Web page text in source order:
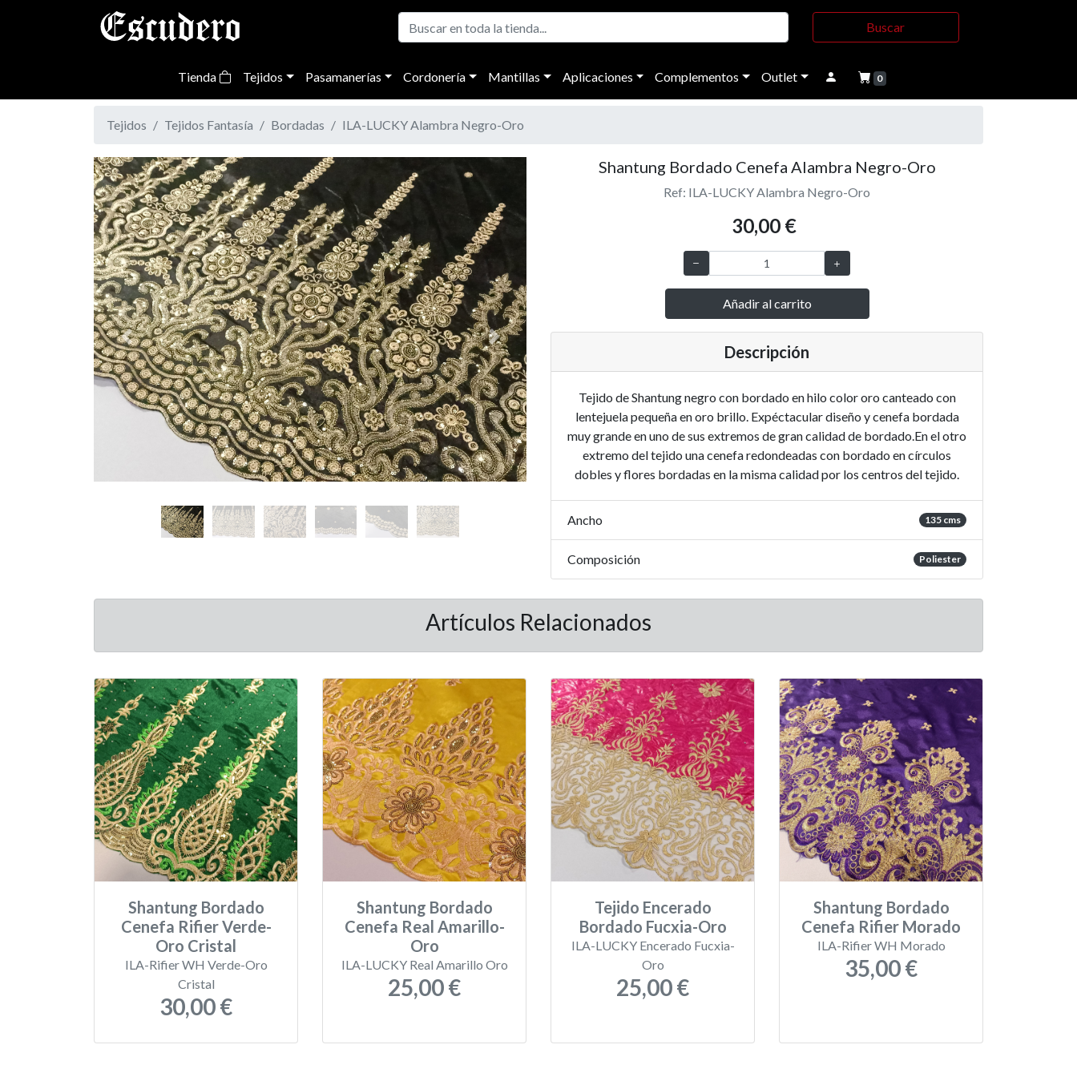
Buscar
Tienda Tejidos Pasamanerías Cordonería Mantillas Aplicaciones Complementos Outlet 0
Tejidos Tejidos Fantasía Bordadas ILA-LUCKY Alambra Negro-Oro
Previous Next
Shantung Bordado Cenefa Alambra Negro-Oro
Ref: ILA-LUCKY Alambra Negro-Oro
30,00 €
Añadir al carrito
Descripción
Tejido de Shantung negro con bordado en hilo color oro canteado con
lentejuela pequeña en oro brillo. Expéctacular diseño y cenefa bordada
muy grande en uno de sus extremos de gran calidad de bordado.En el otro
extremo del tejido una cenefa redondeadas con bordado en círculos
dobles y flores bordadas en la misma calidad por los centros del tejido.
Ancho 135 cms
Composición Poliester
Artículos Relacionados
Shantung Bordado
Cenefa Rifier Verde-
Oro Cristal
ILA-Rifier WH Verde-Oro
Cristal
30,00 €
Shantung Bordado
Cenefa Real Amarillo-
Oro
ILA-LUCKY Real Amarillo Oro
25,00 €
Tejido Encerado
Bordado Fucxia-Oro
ILA-LUCKY Encerado Fucxia-
Oro
25,00 €
Shantung Bordado
Cenefa Rifier Morado
ILA-Rifier WH Morado
35,00 €